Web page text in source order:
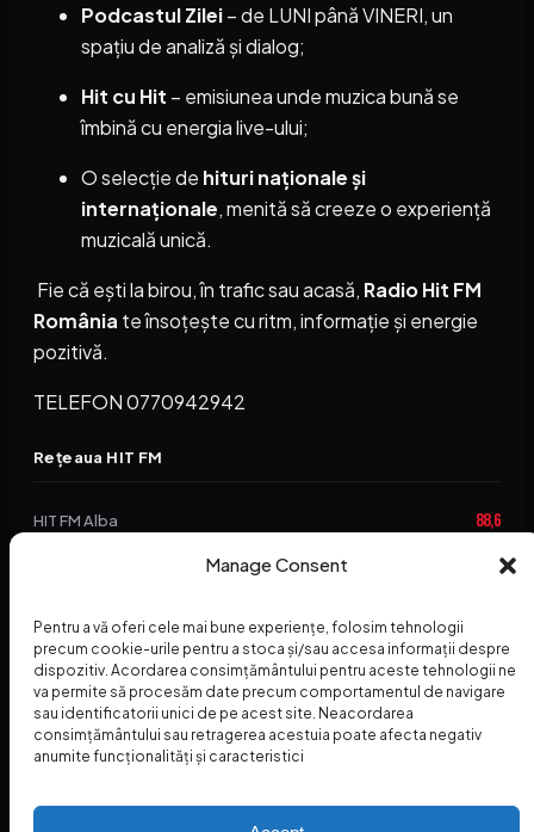
Manage Consent
Pentru a vă oferi cele mai bune experiențe, folosim tehnologii
precum cookie-urile pentru a stoca și/sau accesa informații despre
dispozitiv. Acordarea consimțământului pentru aceste tehnologii ne
va permite să procesăm date precum comportamentul de navigare
sau identificatorii unici de pe acest site. Neacordarea
consimțământului sau retragerea acestuia poate afecta negativ
anumite funcționalități și caracteristici
Podcastul Zilei– de LUNI până VINERI, un
spațiu de analiză și dialog;
Hit cu Hit – emisiunea unde muzica bună se
îmbină cu energia live-ului;
O selecție de hituri naționale și
internaționale, menită să creeze o experiență
muzicală unică.
Fie că ești la birou, în trafic sau acasă, Radio Hit FM
România te însoțește cu ritm, informație și energie
pozitivă.
TELEFON 0770942942
Rețeaua HIT FM
HIT FM Alba 88,6
94,2
HIT FM Abrud 94,3
HIT FM Horezu 95,1
HIT FM Nehoiu 88,2